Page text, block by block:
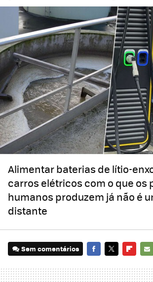
Alimentar baterias de lítio-
carros elétricos com o que os
humanos produzem já não é
distante
Sem comentários